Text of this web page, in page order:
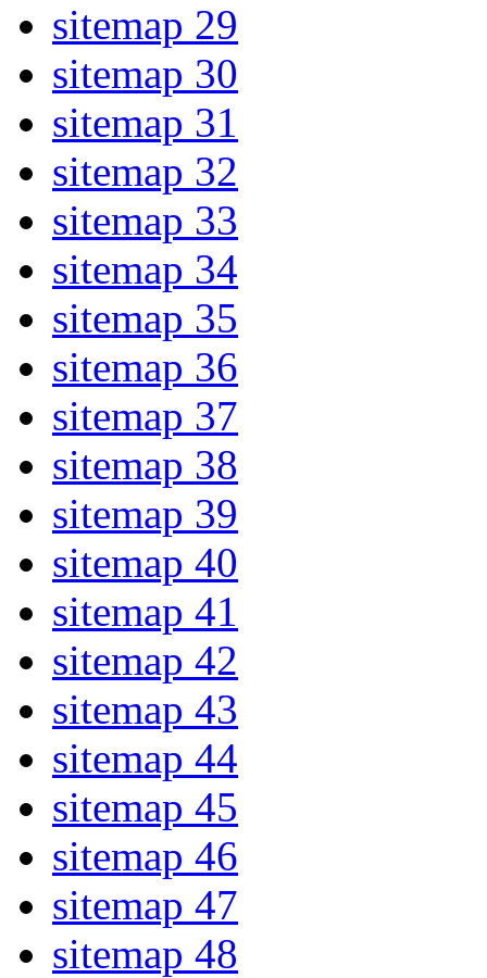
sitemap 29
sitemap 30
sitemap 31
sitemap 32
sitemap 33
sitemap 34
sitemap 35
sitemap 36
sitemap 37
sitemap 38
sitemap 39
sitemap 40
sitemap 41
sitemap 42
sitemap 43
sitemap 44
sitemap 45
sitemap 46
sitemap 47
sitemap 48